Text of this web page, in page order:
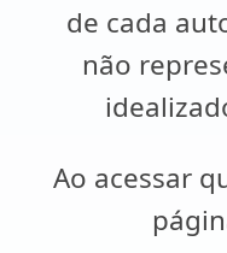
de cada
não
Ao acessar